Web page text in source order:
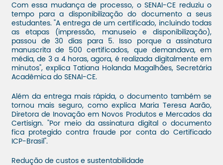
Com essa mudança de processo, o SENAI-CE reduziu o
tempo para a disponibilização do documento a seus
estudantes. "A entrega de um certificado, incluindo todas
as etapas (impressão, manuseio e disponibilização),
passou de 30 dias para 5. Isso porque a assinatura
manuscrita de 500 certificados, que demandava, em
média, de 3 a 4 horas, agora, é realizada digitalmente em
minutos", explica Tatiana Holanda Magalhães, Secretária
Acadêmica do SENAI-CE.
Além da entrega mais rápida, o documento também se
tornou mais seguro, como explica Maria Teresa Aarão,
Diretora de Inovação em Novos Produtos e Mercados da
Certisign. "Por meio da assinatura digital o documento
fica protegido contra fraude por conta do Certificado
ICP-Brasil".
Redução de custos e sustentabilidade